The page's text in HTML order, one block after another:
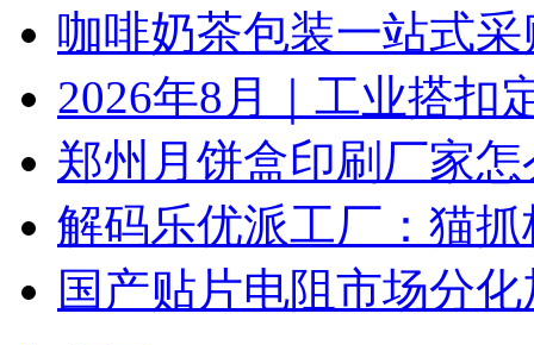
咖啡奶茶包装一站式
2026年8月｜工业搭扣
郑州月饼盒印刷厂家
解码乐优派工厂：猫
国产贴片电阻市场分